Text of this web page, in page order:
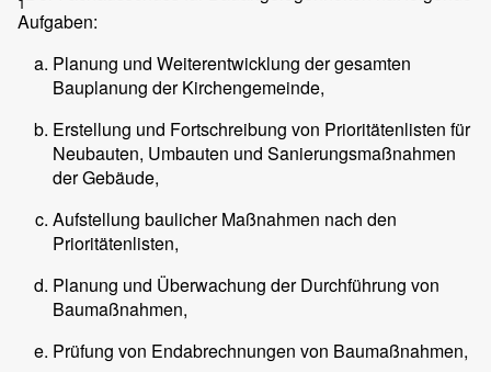
Aufgaben:
Planung und Weiterentwicklung der gesamten
Bauplanung der Kirchengemeinde,
Erstellung und Fortschreibung von Prioritätenlisten für
Neubauten, Umbauten und Sanierungsmaßnahmen
der Gebäude,
Aufstellung baulicher Maßnahmen nach den
Prioritätenlisten,
Planung und Überwachung der Durchführung von
Baumaßnahmen,
Prüfung von Endabrechnungen von Baumaßnahmen,